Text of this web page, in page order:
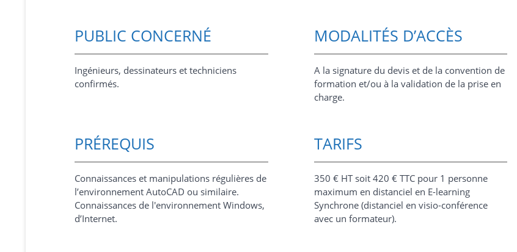
PUBLIC CONCERNÉ
Ingénieurs, dessinateurs et techniciens
confirmés.
MODALITÉS D’ACCÈS
A la signature du devis et de la convention de
formation et/ou à la validation de la prise en
charge.
PRÉREQUIS
Connaissances et manipulations régulières de
l’environnement AutoCAD ou similaire.
Connaissances de l'environnement Windows,
d’Internet.
TARIFS
350 € HT soit 420 € TTC pour 1 personne
maximum en distanciel en E-learning
Synchrone (distanciel en visio-conférence
avec un formateur).